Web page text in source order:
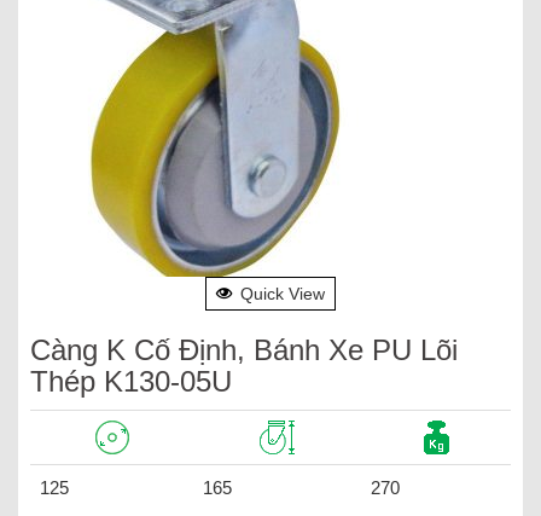
Quick View
Càng K Cố Định, Bánh Xe PU Lõi
Thép K130-05U
125 165 270